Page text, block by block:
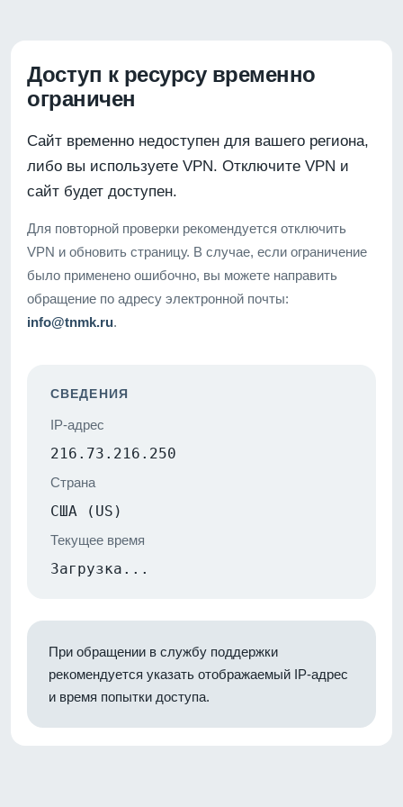
Доступ к ресурсу временно
ограничен
Сайт временно недоступен для вашего региона,
либо вы используете VPN. Отключите VPN и
сайт будет доступен.
Для повторной проверки рекомендуется отключить
VPN и обновить страницу. В случае, если ограничение
было применено ошибочно, вы можете направить
обращение по адресу электронной почты:
info@tnmk.ru.
СВЕДЕНИЯ
IP-адрес
216.73.216.250
Страна
США (US)
Текущее время
Загрузка...
При обращении в службу поддержки
рекомендуется указать отображаемый IP-адрес
и время попытки доступа.